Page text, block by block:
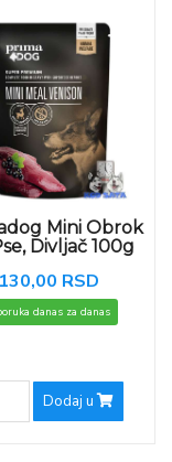
Mini Obrok
Divljač 100g
130,00 RSD
danas za danas
Dodaj u